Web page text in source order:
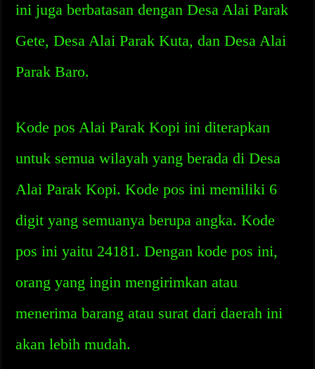
ini juga berbatasan dengan Desa Alai Parak
Gete, Desa Alai Parak Kuta, dan Desa Alai
Parak Baro.
Kode pos Alai Parak Kopi ini diterapkan
untuk semua wilayah yang berada di Desa
Alai Parak Kopi. Kode pos ini memiliki 6
digit yang semuanya berupa angka. Kode
pos ini yaitu 24181. Dengan kode pos ini,
orang yang ingin mengirimkan atau
menerima barang atau surat dari daerah ini
akan lebih mudah.